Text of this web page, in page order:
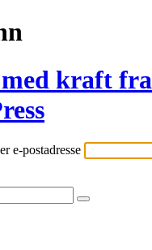
kraft fra
e-postadresse